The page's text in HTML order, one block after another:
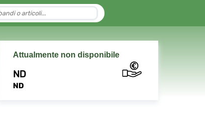
Attualmente non disponibile
ND
ND